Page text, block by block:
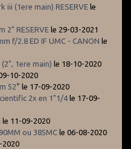
iii (1ere main) RESERVE le
2" RESERVE le 29-03-2021
f/2.8 ED IF UMC - CANON le
1ere main) le 18-10-2020
10-2020
52° le 17-09-2020
2x en 1"1/4 le 17-09-
le 11-09-2020
ou 385MC le 06-08-2020
2020